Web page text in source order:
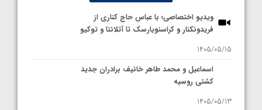
ویدیو اختصاصی؛ با عباس حاج کناری از
فریدونکنار و کراسنویارسک تا آتلانتا و توکیو
1405/05/15
اسماعیل و محمد طاهر خانیف برادران جدید
کشتی روسیه
1405/05/13